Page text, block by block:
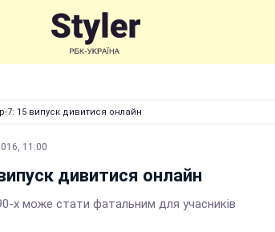
7: 15 випуск дивитися онлайн
11:00
дивитися онлайн
х може стати фатальним для учасників